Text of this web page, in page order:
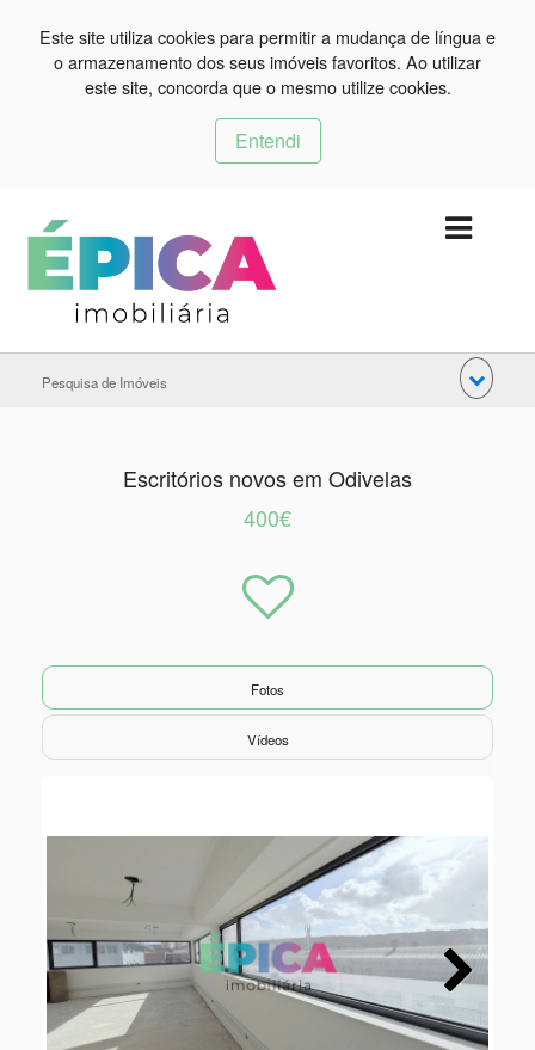
Este site utiliza cookies para permitir a mudança de língua e
o armazenamento dos seus imóveis favoritos. Ao utilizar
este site, concorda que o mesmo utilize cookies.
Entendi
Pesquisa de Imóveis
Escritórios novos em Odivelas
400€
Fotos
Vídeos
Next